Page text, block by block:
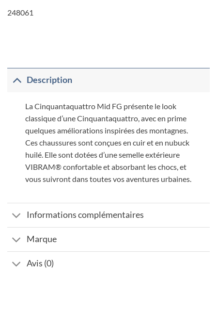
248061
Description
La Cinquantaquattro Mid FG présente le look
classique d’une Cinquantaquattro, avec en prime
quelques améliorations inspirées des montagnes.
Ces chaussures sont conçues en cuir et en nubuck
huilé. Elle sont dotées d’une semelle extérieure
VIBRAM® confortable et absorbant les chocs, et
vous suivront dans toutes vos aventures urbaines.
Informations complémentaires
Marque
Avis (0)